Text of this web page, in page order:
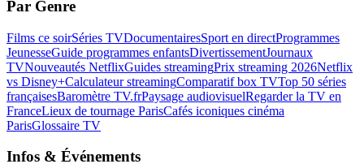
Par Genre
Films ce soirSéries TVDocumentairesSport en directProgrammes
JeunesseGuide programmes enfantsDivertissementJournaux
TVNouveautés NetflixGuides streamingPrix streaming 2026Netflix
vs Disney+Calculateur streamingComparatif box TVTop 50 séries
françaisesBaromètre TV.frPaysage audiovisuelRegarder la TV en
FranceLieux de tournage ParisCafés iconiques cinéma
ParisGlossaire TV
Infos & Événements